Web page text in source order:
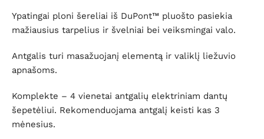
Ypatingai ploni šereliai iš DuPont™ pluošto pasiekia
mažiausius tarpelius ir švelniai bei veiksmingai valo.
Antgalis turi masažuojanį elementą ir valiklį liežuvio
apnašoms.
Komplekte – 4 vienetai antgalių elektriniam dantų
šepetėliui. Rekomenduojama antgalį keisti kas 3
mėnesius.